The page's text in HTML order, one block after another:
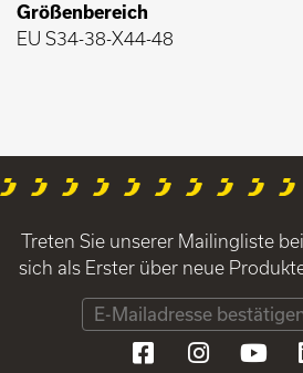
Größenbereich
EU S34-38-X44-48
Treten Sie unserer Mailingliste
sich als Erster über neue